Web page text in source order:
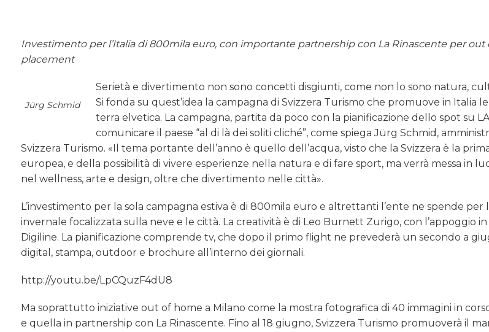
TREND
OPINIONI
Investimento per l’Italia di 800mila euro, con importante partnership con La Rinascente per out
placement
Jürg Schmid
Serietà e divertimento non sono concetti disgiunti, come non lo sono natura,
Si fonda su quest’idea la campagna di Svizzera Turismo che promuove in Italia
terra elvetica. La campagna, partita da poco con la pianificazione dello spot su
comunicare il paese “al di là dei soliti cliché”, come spiega Jürg Schmid,
Svizzera Turismo. «Il tema portante dell’anno è quello dell’acqua, visto che la Svizzera è la
europea, e della possibilità di vivere esperienze nella natura e di fare sport, ma verrà messa in
nel wellness, arte e design, oltre che divertimento nelle città».
L’investimento per la sola campagna estiva è di 800mila euro e altrettanti l’ente ne spende per
invernale focalizzata sulla neve e le città. La creatività è di Leo Burnett Zurigo, con l’appoggio in
Digiline. La pianificazione comprende tv, che dopo il primo flight ne prevederà un secondo a
digital, stampa, outdoor e brochure all’interno dei giornali.
http://youtu.be/LpCQuzF4dU8
Ma soprattutto iniziative out of home a Milano come la mostra fotografica di 40 immagini in
e quella in partnership con La Rinascente. Fino al 18 giugno, Svizzera Turismo promuoverà il